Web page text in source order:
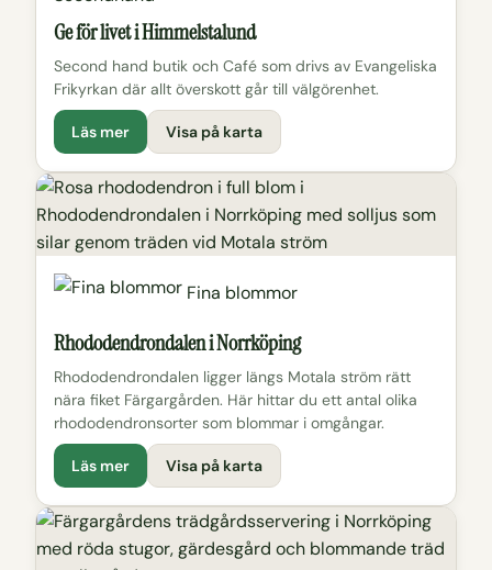
Ge för livet i Himmelstalund
Second hand butik och Café som drivs av Evangeliska
Frikyrkan där allt överskott går till välgörenhet.
Läs mer Visa på karta
Fina blommor
Rhododendrondalen i Norrköping
Rhododendrondalen ligger längs Motala ström rätt
nära fiket Färgargården. Här hittar du ett antal olika
rhododendronsorter som blommar i omgångar.
Läs mer Visa på karta